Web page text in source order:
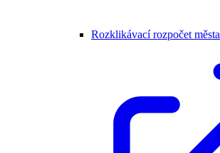
Rozklikávací rozpočet města